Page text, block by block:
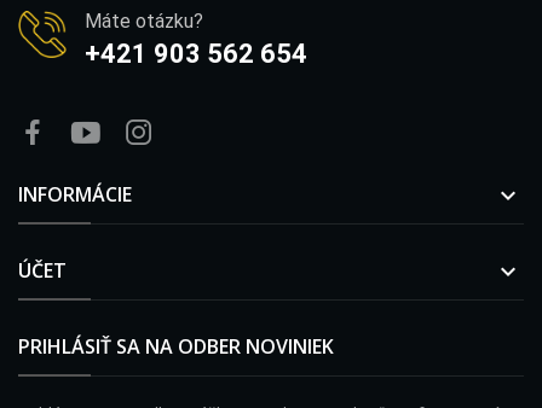
Máte otázku?
+421 903 562 654
INFORMÁCIE 
ÚČET 
PRIHLÁSIŤ SA NA ODBER NOVINIEK